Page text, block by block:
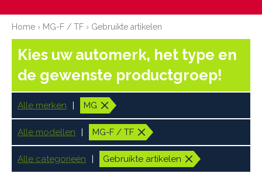
Home › MG-F / TF › Gebruikte artikelen
Kies uw automerk, het type en
de gewenste productgroep!
Alle merken MG
Alle modellen MG-F / TF
Alle categorieën Gebruikte artikelen